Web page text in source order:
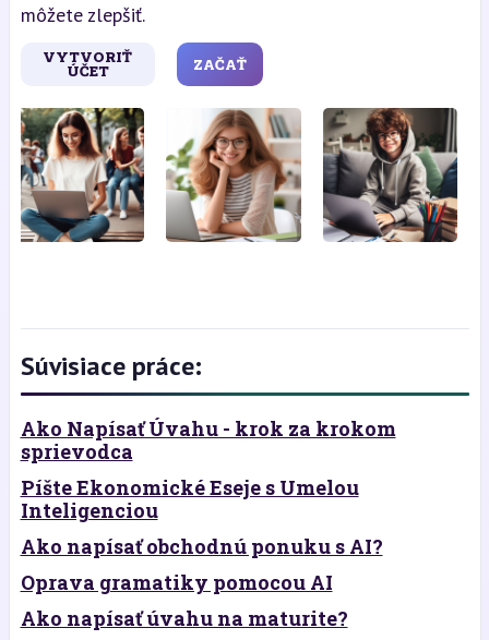
môžete zlepšiť.
VYTVORIŤ
ÚČET ZAČAŤ
Súvisiace práce:
Ako Napísať Úvahu - krok za krokom
sprievodca
Píšte Ekonomické Eseje s Umelou
Inteligenciou
Ako napísať obchodnú ponuku s AI?
Oprava gramatiky pomocou AI
Ako napísať úvahu na maturite?